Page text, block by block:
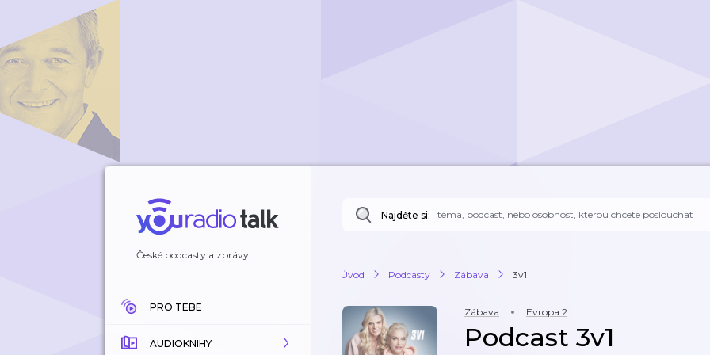
České podcasty a zprávy
PRO TEBE
AUDIOKNIHY
Najděte si:
Úvod Podcasty Zábava 3v1
Zábava Evropa 2
Podcast 3v1